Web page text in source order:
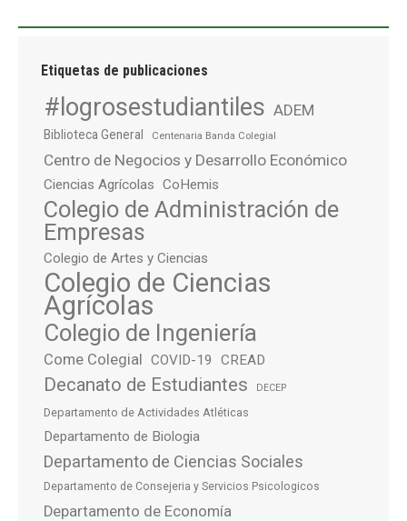
Etiquetas de publicaciones
#logrosestudiantiles ADEM
Biblioteca General Centenaria Banda Colegial
Centro de Negocios y Desarrollo Económico
Ciencias Agrícolas CoHemis
Colegio de Administración de
Empresas
Colegio de Artes y Ciencias
Colegio de Ciencias
Agrícolas
Colegio de Ingeniería
Come Colegial COVID-19 CREAD
Decanato de Estudiantes DECEP
Departamento de Actividades Atléticas
Departamento de Biologia
Departamento de Ciencias Sociales
Departamento de Consejeria y Servicios Psicologicos
Departamento de Economía